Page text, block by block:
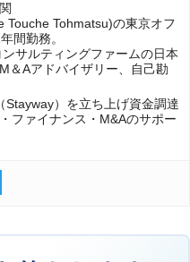
Touche Tohmatsu)の東京オフ
間勤務。
サルティングファームの日本
＆Aアドバイザリー、自己勘
）を立ち上げ資金調達
ファイナンス・M&Aのサポー